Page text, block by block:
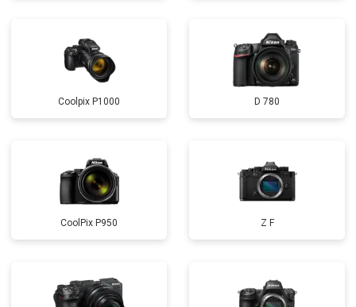
Coolpix P1000 D 780
CoolPix P950 Z F